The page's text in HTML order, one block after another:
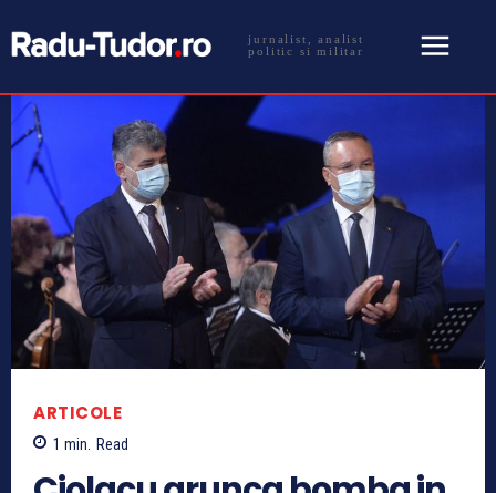
jurnalist, analist
politic si militar
ARTICOLE
1 min. Read